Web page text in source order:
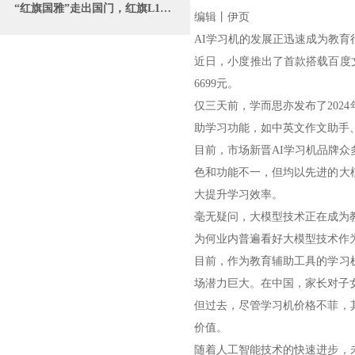
“红旗国雅”走出国门，红旗L1在俄罗斯公开展出
编辑丨伊页
AI学习机的发展正迅速成为教
近日，小度推出了首款搭载百
6699元。
仅三天前，学而思亦发布了
助学习功能，如中英文作文助
目前，市场新晋AI学习机品牌
色和功能不一，但均以先进的
大提升学习效率。
毫无疑问，大模型技术正在成为
为何业内普遍看好大模型技术作
目前，作为教育辅助工具的学
场潜力巨大。在中国，家长对子
但过去，尽管学习机价格不菲
价值。
随着人工智能技术的快速进步